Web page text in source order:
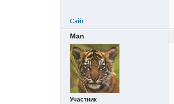
Сайт
Man
Участник